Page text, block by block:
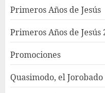
Primeros Años de Jesús
Primeros Años de Jesús
Promociones
Quasimodo, el